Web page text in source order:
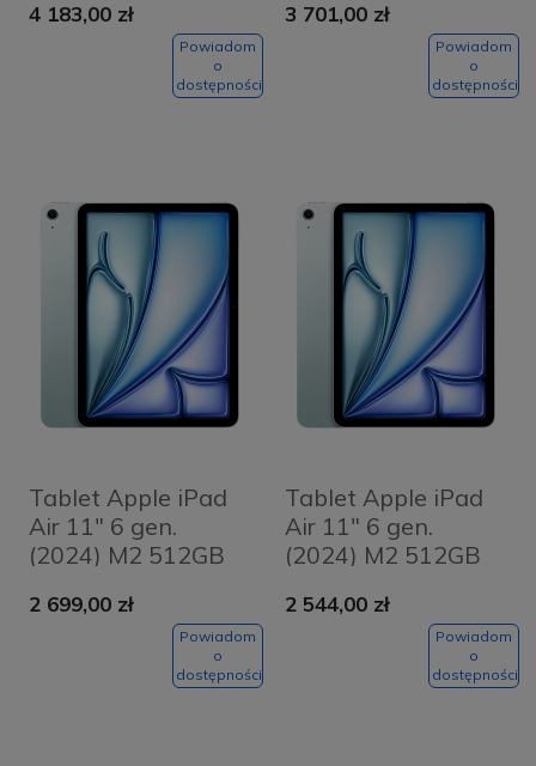
Gwiezdna szarość -
4 183,00 zł
Powiadom
o
dostępności
szarość - Space
3 701,00 zł
Powiadom
o
dostępności
Tablet Apple iPad
Air 11" 6 gen.
(2024) M2 512GB
Niebieski - Blue
2 699,00 zł
Powiadom
o
dostępności
Tablet Apple iPad
Air 11" 6 gen.
(2024) M2 512GB
Blue
2 544,00 zł
Powiadom
o
dostępności